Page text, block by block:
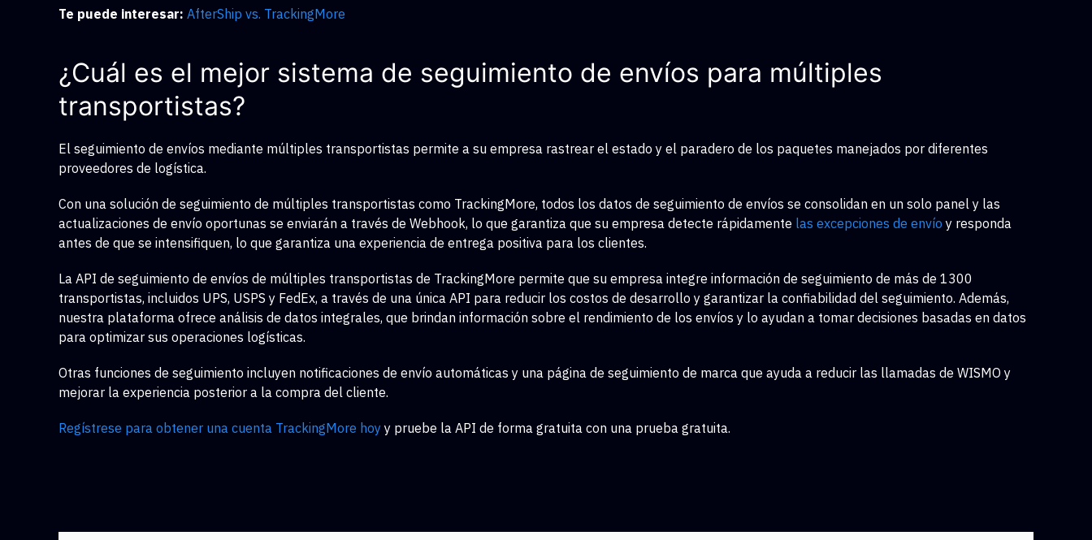
Te puede interesar: AfterShip vs. TrackingMore
¿Cuál es el mejor sistema de seguimiento de envíos para múltiples
transportistas?
El seguimiento de envíos mediante múltiples transportistas permite a su empresa rastrear el estado y el paradero de los paquetes manejados por diferentes
proveedores de logística.
Con una solución de seguimiento de múltiples transportistas como TrackingMore, todos los datos de seguimiento de envíos se consolidan en un solo panel y las
actualizaciones de envío oportunas se enviarán a través de Webhook, lo que garantiza que su empresa detecte rápidamente las excepciones de envío y responda
antes de que se intensifiquen, lo que garantiza una experiencia de entrega positiva para los clientes.
La API de seguimiento de envíos de múltiples transportistas de TrackingMore permite que su empresa integre información de seguimiento de más de 1300
transportistas, incluidos UPS, USPS y FedEx, a través de una única API para reducir los costos de desarrollo y garantizar la confiabilidad del seguimiento. Además,
nuestra plataforma ofrece análisis de datos integrales, que brindan información sobre el rendimiento de los envíos y lo ayudan a tomar decisiones basadas en datos
para optimizar sus operaciones logísticas.
Otras funciones de seguimiento incluyen notificaciones de envío automáticas y una página de seguimiento de marca que ayuda a reducir las llamadas de WISMO y
mejorar la experiencia posterior a la compra del cliente.
Regístrese para obtener una cuenta TrackingMore hoy y pruebe la API de forma gratuita con una prueba gratuita.